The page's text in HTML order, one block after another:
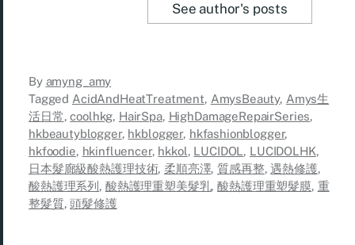
See author's posts
By amyng_amy
Tagged AcidAndHeatTreatment, AmysBeauty, Amys生
活日常,coolhkg, HairSpa, HighDamageRepairSeries,
hkbeautyblogger, hkblogger, hkfashionblogger,
hkfoodie, hkinfluencer, hkkol, LUCIDOL, LUCIDOLHK,
日本髮廊級酸熱護理技術,柔順亮澤, 質感再整,遇熱修護,
酸熱護理系列 , 酸熱護理重塑美髮乳,酸熱護理重塑髮膜, 重
整髮質,頭髮修護